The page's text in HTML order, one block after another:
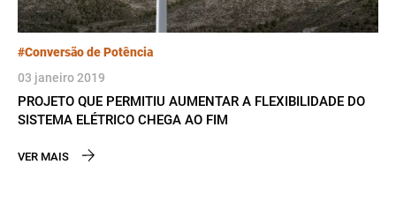
#Conversão de Potência
03 janeiro 2019
PROJETO QUE PERMITIU AUMENTAR A FLEXIBILIDADE DO
SISTEMA ELÉTRICO CHEGA AO FIM
VER MAIS